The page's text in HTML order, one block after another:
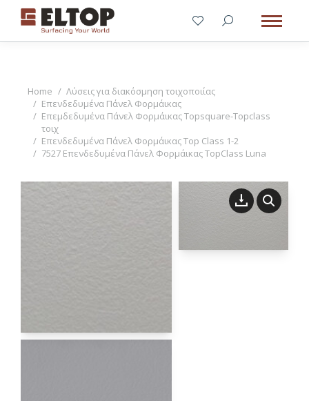
You are here:
Home
Λύσεις για διακόσμηση τοιχοποιίας
Επενδεδυμένα Πάνελ Φορμάικας
Επεμδεδυμένα Πάνελ Φορμάικας Topsquare-Topclass
τοιχ
Επενδεδυμένα Πάνελ Φορμάικας Top Class 1-2
7527 Επενδεδυμένα Πάνελ Φορμάικας TopClass Luna